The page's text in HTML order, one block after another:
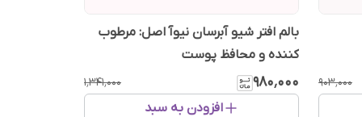
۹۰۳٬۰۰۰
بالم افتر شیو آبرسان نیوآ اصل: مرطوب
کننده و محافظ پوست
۹۸۰٬۰۰۰ ۱٬۳۴۱٬۰۰۰
افزودن به سبد